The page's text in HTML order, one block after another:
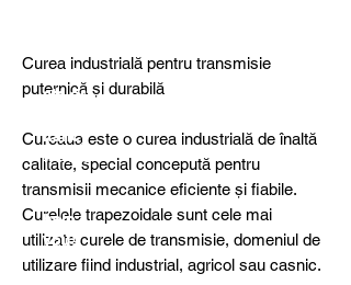
Curea industrială pentru transmisie
puternică și durabilă
Cureaua este o curea industrială de înaltă
calitate, special concepută pentru
transmisii mecanice eficiente și fiabile.
Curelele trapezoidale sunt cele mai
utilizate curele de transmisie, domeniul de
utilizare fiind industrial, agricol sau casnic.
produ
cts or
ltancy
we are
here
to
help
you!